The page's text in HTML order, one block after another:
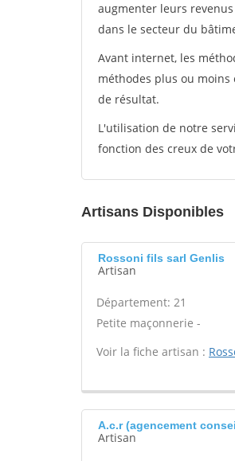
augmenter leurs
dans le secteur du
Avant internet, les
méthodes plus ou
de résultat.
L'utilisation de notre
fonction des creux de
Artisans Disponibles
Rossoni fils sarl Genlis
Artisan
Département: 21
Petite maçonnerie -
Voir la fiche artisan :
A.c.r (agencement
Artisan